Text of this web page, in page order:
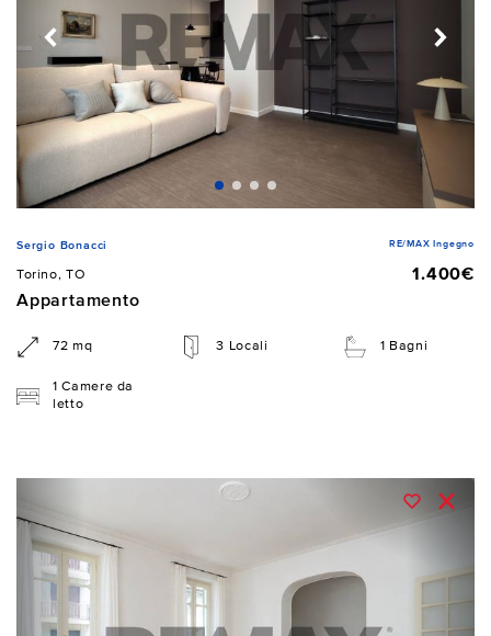
Sergio Bonacci RE/MAX Ingegno
Torino, TO
1.400€
Appartamento
72 mq 3 Locali 1 Bagni
1 Camere da
letto